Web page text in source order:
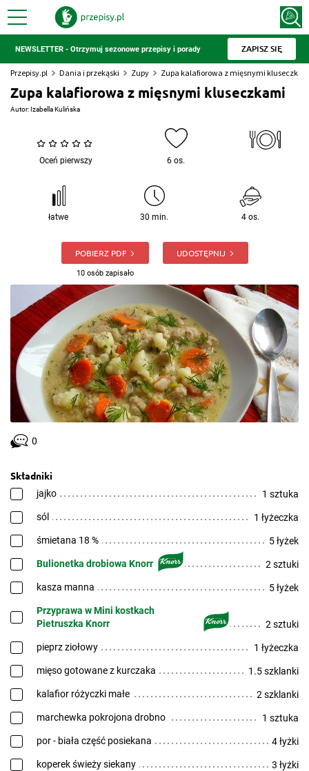
NEWSLETTER - Otrzymuj sezonowe przepisy i porady ZAPISZ SIĘ
Przepisy.pl Dania i przekąski Zupy Zupa kalafiorowa z mięsnymi
Zupa kalafiorowa z mięsnymi kluseczkami
Autor:Izabella Kulińska
Oceń pierwszy 6 os.
łatwe 30 min. 4 os.
POBIERZ PDF
10 osób zapisało
UDOSTĘPNIJ
0
Składniki
jajko 1 sztuka
sól 1 łyżeczka
śmietana 18 % 5 łyżek
Bulionetka drobiowa Knorr 2 sztuki
kasza manna 5 łyżek
Przyprawa w Mini kostkach
Pietruszka Knorr
2 sztuki
pieprz ziołowy 1 łyżeczka
mięso gotowane z kurczaka 1.5 szklanki
kalafior różyczki małe 2 szklanki
marchewka pokrojona drobno 1 sztuka
por - biała część posiekana 4 łyżki
koperek świeży siekany 3 łyżki